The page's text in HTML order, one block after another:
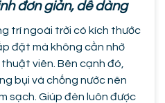
đơn giản, dễ dàng
trí ngoài trời có kích thước
đặt mà không cần nhờ
viên. Bên cạnh đó,
bụi và chống nước nên
sạch. Giúp đèn luôn được